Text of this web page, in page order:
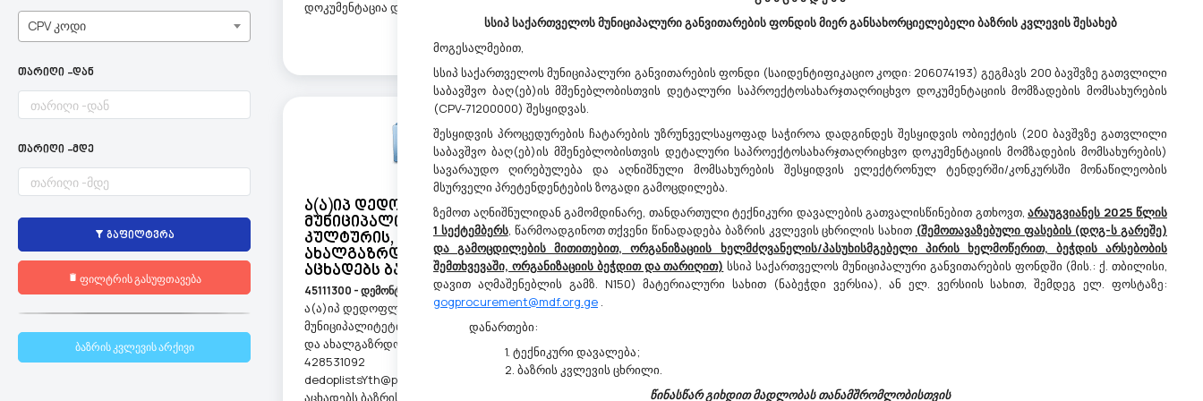
CPV კოდი
თარიღი -დან
თარიღი -მდე
გაფილტვრა
ფილტრის გასუფთავება
ბაზრის კვლევის არქივი
დოკუმენტაცია და წარმოგვ...
ღონისძიებისათვის დროშების
Ა(ა)იპ Დედოფლისწყაროს
Მუნიციპალიტეტის
Კულტურის, Სპორტისა Და
Ახალგაზრდობის Ცენტრი
Აცხადებს Ბაზრის Კვლევას
45111300 - დემონტაჟის სამუშაოები.
07/08/2026
ა(ა)იპ დედოფლისწყაროს
მუნიციპალიტეტის კულტურის, სპორტისა
და ახალგაზრდობის ცენტრი ს/კ
428531092
dedoplistsYth@procurement.gov.ge
აცხადებს ბაზრის კვლევას
Სსიპ - Შოთა Რუსთაველის
Სახელობის Ქალაქ Ხაშურის
#9 Საჯარო Აცხადებს Ბაზრის
Კვლევას
45442180 - სარემონტო სამუშაოები.
სსიპ - შოთა რუსთაველის სახელობის
სამუშაოები. (300 კვ/მ. ფართობის
კედლების შეფითხვა და შეღებვა. 144 კვ./
მ. ფართობის იატაკზე ძველი ლამინატის
Სსიპ Ცენტრალური
Შემსყიდველი Ორგანო
Აცხადებს Ბაზრის Კვლევას
50343000 - ვიდეოაპარატურის შეკეთება და
ტექნიკური მომსახურება.
გაცნობებთ, რომ ვიდეოსათვალთვალო
ტენდერის გამოცხადებას. შესყიდვის
სსიპ საქართველოს მუნიციპალური განვითარების ფონდის მიერ განსახორციელებელი ბაზრის კვლევის შესახებ
მოგესალმებით,
სსიპ საქართველოს მუნიციპალური განვითარების ფონდი (საიდენტიფიკაციო კოდი: 206074193) გეგმავს 200 ბავშვზე გათვლილი
საბავშვო ბაღ(ებ)ის მშენებლობისთვის დეტალური საპროექტოსახარჯთაღრიცხვო დოკუმენტაციის მომზადების მომსახურების
(CPV-71200000) შესყიდვას.
შესყიდვის პროცედურების ჩატარების უზრუნველსაყოფად საჭიროა დადგინდეს შესყიდვის ობიექტის (200 ბავშვზე გათვლილი
საბავშვო ბაღ(ებ)ის მშენებლობისთვის დეტალური საპროექტოსახარჯთაღრიცხვო დოკუმენტაციის მომზადების მომსახურების)
სავარაუდო ღირებულება და აღნიშნული მომსახურების შესყიდვის ელექტრონულ ტენდერში/კონკურსში მონაწილეობის
მსურველი პრეტენდენტების ზოგადი გამოცდილება.
ზემოთ აღნიშნულიდან გამომდინარე, თანდართული ტექნიკური დავალების გათვალისწინებით გთხოვთ, არაუგვიანეს 2025 წლის
1 სექტემბერს, წარმოადგინოთ თქვენი წინადადება ბაზრის კვლევის ცხრილის სახით (შემოთავაზებული ფასების (დღგ-ს გარეშე)
და გამოცდილების მითითებით, ორგანიზაციის ხელმძღვანელის/პასუხისმგებელი პირის ხელმოწერით, ბეჭდის არსებობის
შემთხვევაში, ორგანიზაციის ბეჭდით და თარიღით) სსიპ საქართველოს მუნიციპალური განვითარების ფონდში (მის.: ქ. თბილისი,
დავით აღმაშენებლის გამზ. N150) მატერიალური სახით (ნაბეჭდი ვერსია), ან ელ. ვერსიის სახით, შემდეგ ელ. ფოსტაზე:
gogprocurement@mdf.org.ge .
დანართები:
1. ტექნიკური დავალება;
2. ბაზრის კვლევის ცხრილი.
წინასწარ გიხდით მადლობას თანამშრომლობისთვის